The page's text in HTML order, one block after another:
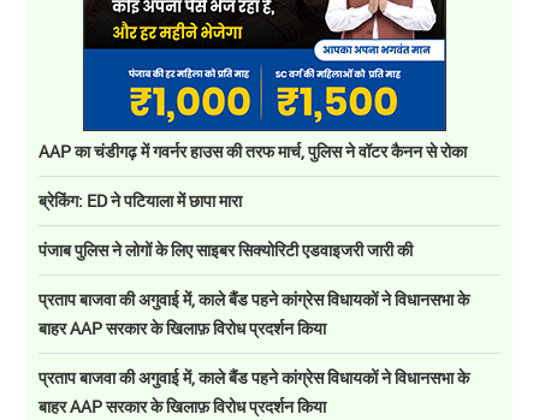
AAP का चंडीगढ़ में गवर्नर हाउस की तरफ मार्च, पुलिस ने वॉटर कैनन से रोका
ब्रेकिंग: ED ने पटियाला में छापा मारा
पंजाब पुलिस ने लोगों के लिए साइबर सिक्योरिटी एडवाइजरी जारी की
प्रताप बाजवा की अगुवाई में, काले बैंड पहने कांग्रेस विधायकों ने विधानसभा के
बाहर AAP सरकार के खिलाफ़ विरोध प्रदर्शन किया
प्रताप बाजवा की अगुवाई में, काले बैंड पहने कांग्रेस विधायकों ने विधानसभा के
बाहर AAP सरकार के खिलाफ़ विरोध प्रदर्शन किया